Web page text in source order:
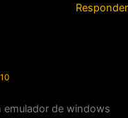
Responder
emulador de windows